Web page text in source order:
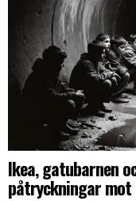
Ikea, gatubarnen
påtryckningar mot